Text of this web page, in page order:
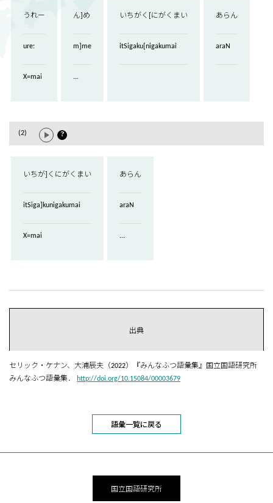
うれー
ure:
X=mai
ん]め
m]me
...
いちがく[にがくまい
itSigaku[nigakumai
あらん
araN
(2) ？
いちが]くにがくまい
itSiga]kunigakumai
X=mai
あらん
araN
...
出典
セリック・ケナン、大浦辰夫（2022）『みんなふつ語彙集』国立国語研究所
みんなふつ語彙集．
http://doi.org/10.15084/00003679
語彙一覧に戻る
国立国語研究所